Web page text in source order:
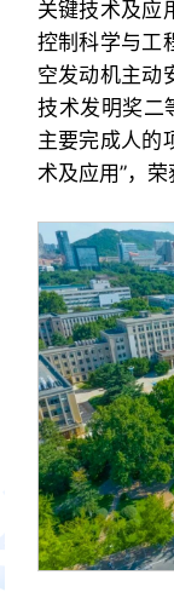
关键技术及应
控制科学与工
空发动机主动
技术发明奖二
主要完成人的
术及应用”，荣